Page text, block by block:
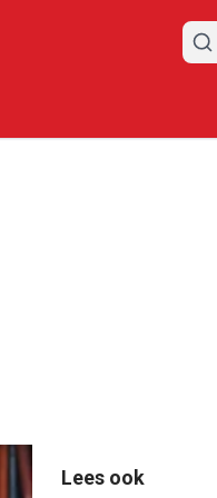
Lees ook